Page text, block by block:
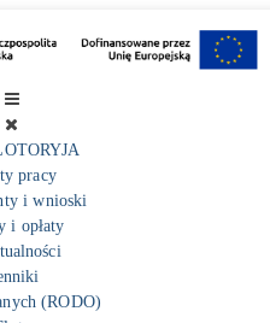
pracy
i wnioski
i opłaty
(RODO)